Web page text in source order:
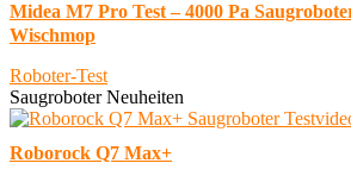
Midea M7 Pro Test – 4000 Pa
Wischmop
Roboter-Test
Saugroboter Neuheiten
Roborock Q7 Max+